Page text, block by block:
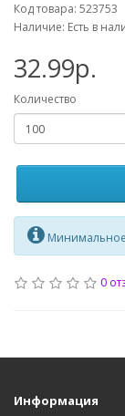
Код товара: 523753
Наличие: Есть в
32.99р.
Количество
Минимальное
0
Информация